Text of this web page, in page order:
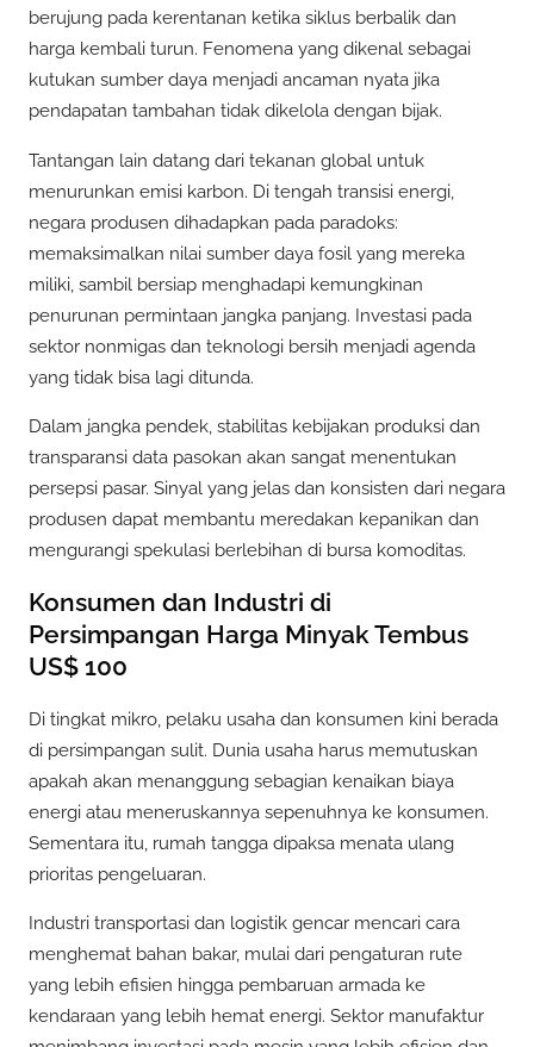
berujung pada kerentanan ketika siklus berbalik dan
harga kembali turun. Fenomena yang dikenal sebagai
kutukan sumber daya menjadi ancaman nyata jika
pendapatan tambahan tidak dikelola dengan bijak.
Tantangan lain datang dari tekanan global untuk
menurunkan emisi karbon. Di tengah transisi energi,
negara produsen dihadapkan pada paradoks:
memaksimalkan nilai sumber daya fosil yang mereka
miliki, sambil bersiap menghadapi kemungkinan
penurunan permintaan jangka panjang. Investasi pada
sektor nonmigas dan teknologi bersih menjadi agenda
yang tidak bisa lagi ditunda.
Dalam jangka pendek, stabilitas kebijakan produksi dan
transparansi data pasokan akan sangat menentukan
persepsi pasar. Sinyal yang jelas dan konsisten dari negara
produsen dapat membantu meredakan kepanikan dan
mengurangi spekulasi berlebihan di bursa komoditas.
Konsumen dan Industri di
Persimpangan Harga Minyak Tembus
US$ 100
Di tingkat mikro, pelaku usaha dan konsumen kini berada
di persimpangan sulit. Dunia usaha harus memutuskan
apakah akan menanggung sebagian kenaikan biaya
energi atau meneruskannya sepenuhnya ke konsumen.
Sementara itu, rumah tangga dipaksa menata ulang
prioritas pengeluaran.
Industri transportasi dan logistik gencar mencari cara
menghemat bahan bakar, mulai dari pengaturan rute
yang lebih efisien hingga pembaruan armada ke
kendaraan yang lebih hemat energi. Sektor manufaktur